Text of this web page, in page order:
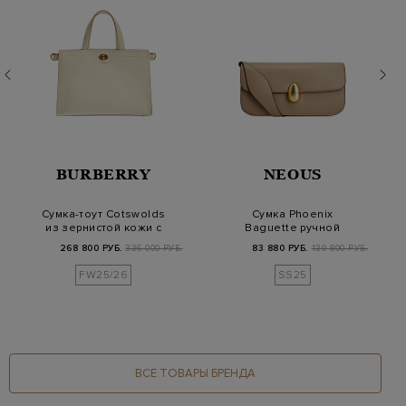
BURBERRY
Сумка-тоут Cotswolds
из зернистой кожи с
ремешком
268 800 РУБ. 336 000 РУБ.
FW25/26
NEOUS
Сумка Phoenix
Baguette ручной
работы из гладкой
кожи
83 880 РУБ. 139 800 РУБ.
SS25
ВСЕ ТОВАРЫ БРЕНДА